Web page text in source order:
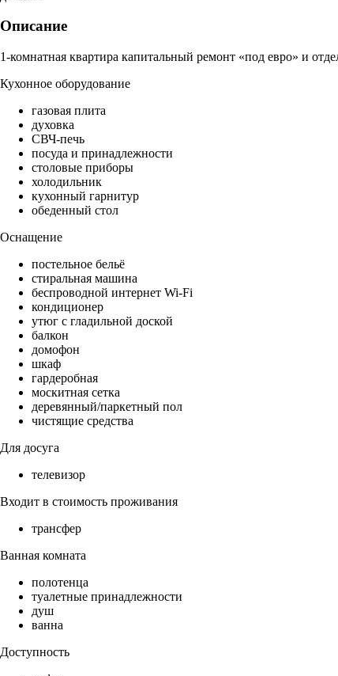
Описание
1-комнатная квартира капитальный ремонт «под евро» и
Кухонное оборудование
газовая плита
духовка
СВЧ-печь
посуда и принадлежности
столовые приборы
холодильник
кухонный гарнитур
обеденный стол
Оснащение
постельное бельё
стиральная машина
беспроводной интернет Wi-Fi
кондиционер
утюг с гладильной доской
балкон
домофон
шкаф
гардеробная
москитная сетка
деревянный/паркетный пол
чистящие средства
Для досуга
телевизор
Входит в стоимость проживания
трансфер
Ванная комната
полотенца
туалетные принадлежности
душ
ванна
Доступность